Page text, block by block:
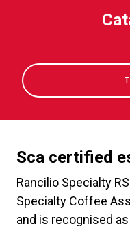
Sca certified
Rancilio Specialty
Specialty Coffee
and is recognised